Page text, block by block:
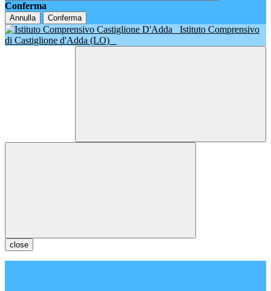
Conferma
Annulla Conferma
Istituto Comprensivo
di Castiglione d'Adda (LO)
close